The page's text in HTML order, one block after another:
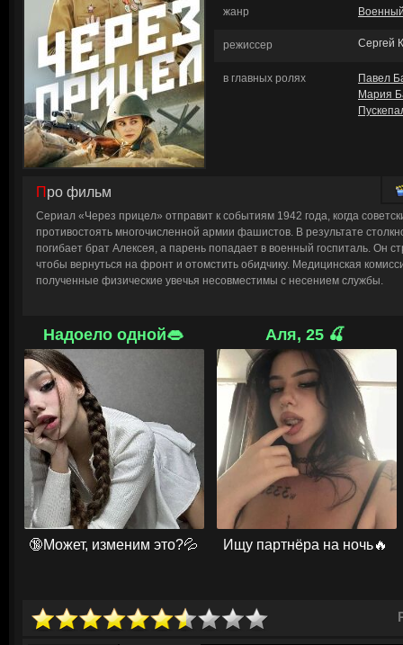
жанр
режиссер Сергей
в главных ролях
Павел
Мария
Про фильм
Сериал «Через прицел» отправит к событиям 1942 года, когда
противостоять многочисленной армии фашистов. В результате
погибает брат Алексея, а парень попадает в военный госпиталь. Он
чтобы вернуться на фронт и отомстить обидчику. Медицинская
полученные физические увечья несовместимы с несением службы.
стрельбе. Его подопечными выступает группа молодых девушек,
нарядах и видели мир в розовых тонах. Им предстоит пройти
которая позволит подготовиться физически и морально к фронтовой
отличается жестокостью и беспощадностью, но подобная стратегия
Вскоре девчонки превратятся в профессиональных снайперов,
победы над захватчиками. Огнестрельное оружие в руках хрупкой
инструмент возмездия, а против подобного противника не смогут
© ГидОнлайн
Надоело одной👄
🔞Может, изменим это?💦
Аля, 25 🍒
Ищу партнёра на ночь🔥